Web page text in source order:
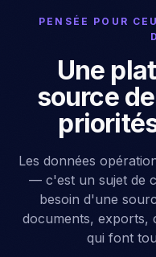
PENSÉE POUR
Une
source
Les données
— c'est un sujet de
besoin d'une
documents, exports,
qui font